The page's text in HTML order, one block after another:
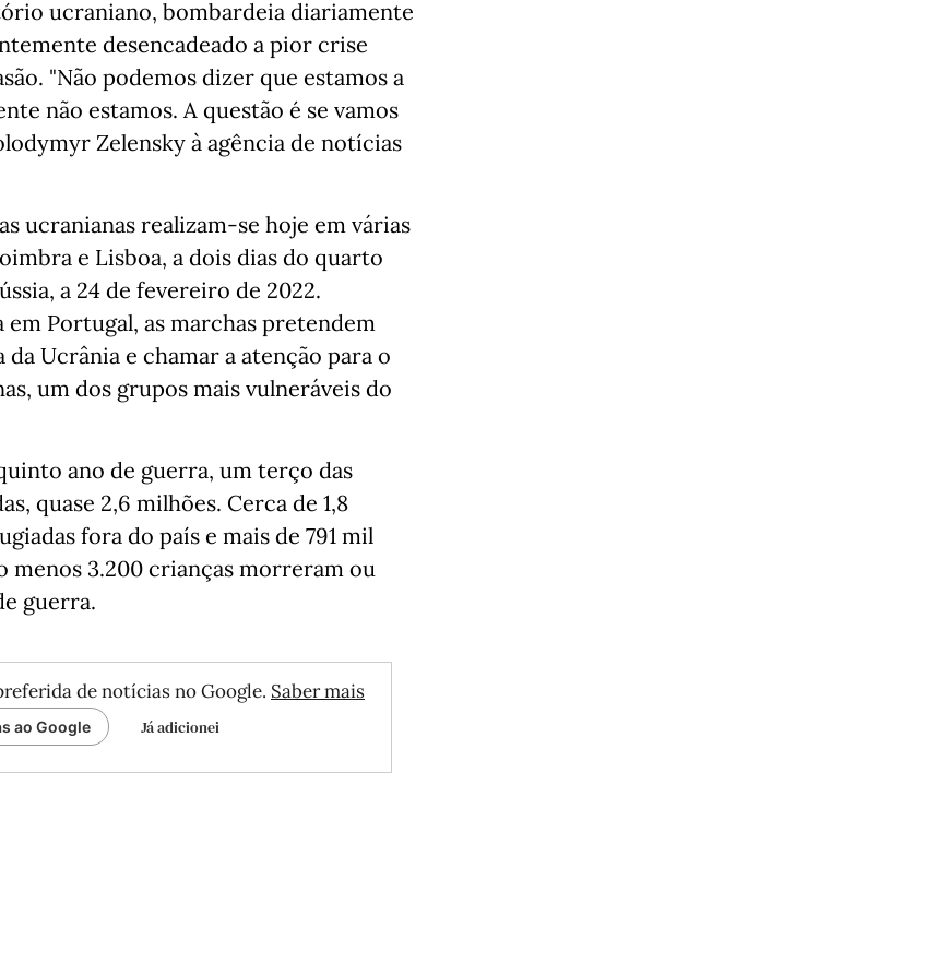
ucraniano, bombardeia diariamente
desencadeado a pior crise
"Não podemos dizer que estamos a
não estamos. A questão é se vamos
Zelensky à agência de notícias
ucranianas realizam-se hoje em várias
e Lisboa, a dois dias do quarto
a 24 de fevereiro de 2022.
Portugal, as marchas pretendem
Ucrânia e chamar a atenção para o
um dos grupos mais vulneráveis do
ano de guerra, um terço das
quase 2,6 milhões. Cerca de 1,8
fora do país e mais de 791 mil
menos 3.200 crianças morreram ou
guerra.
de notícias no Google. Saber mais
ao Google Já adicionei